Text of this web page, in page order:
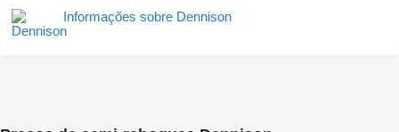
Informações sobre Dennison